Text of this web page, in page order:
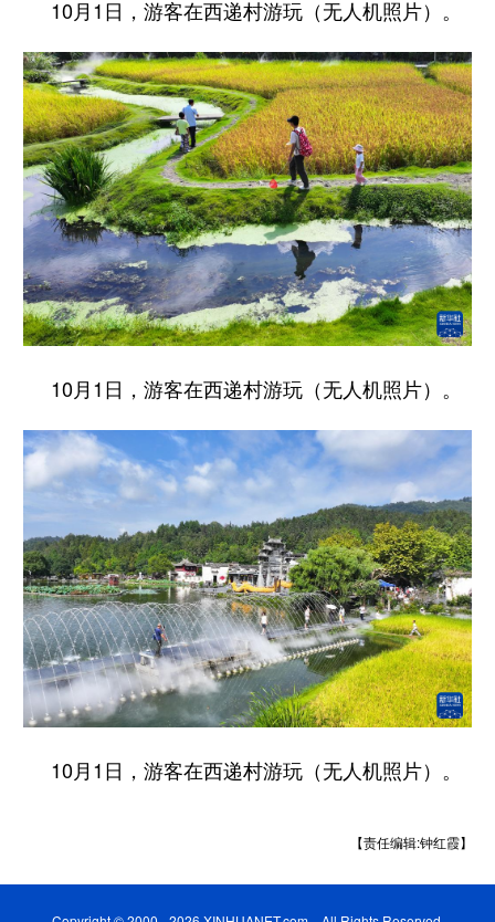
10月1日，游客在西递村游玩（无人机照片）。
10月1日，游客在西递村游玩（无人机照片）。
10月1日，游客在西递村游玩（无人机照片）。
【责任编辑:钟红霞】